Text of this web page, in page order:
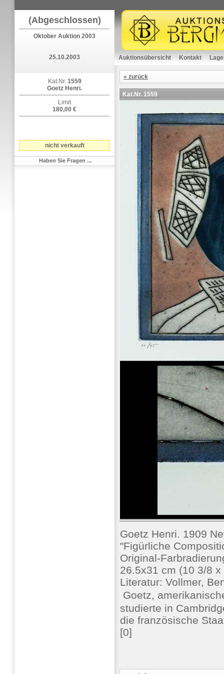
(Abgeschlossen)
Oktober Auktion 2003
25.10.2003
Kat.Nr. 1559
Goetz Henri.
Limit
180,00 €
nicht verkauft
Haben Sie Fragen ...
Auktionsübersicht Kontakt
« zurück
Kat.Nr. 1559
Goetz Henri. 1909
"Figürliche
Original-
26.5x31 cm (10 3/8
Literatur: Vollmer,
 Goetz,
studierte in
die französische
[0]